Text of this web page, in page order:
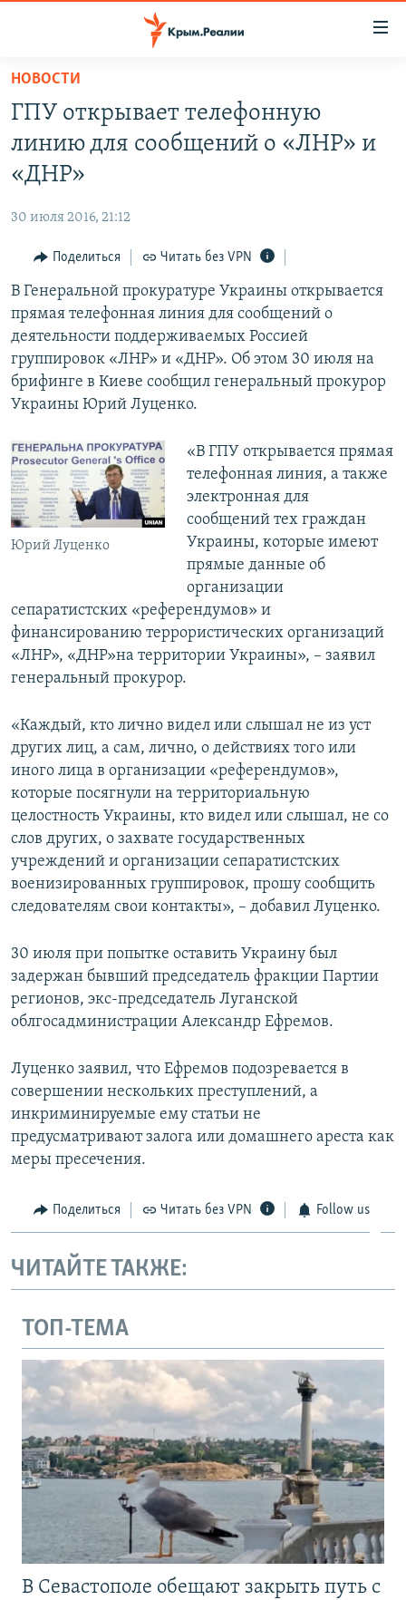
Вернуться
основному
содержанию
Вернутся
главной
Вернутся
поиску
СПЕЦПРОЕКТЫ
ГРУЗ 200
11 ЛЕТ ОККУПАЦИИ КРЫМА. 11 ИСТОРИЙ СОПРОТИВЛЕНИЯ
ВОДА
ЕЩЕ
ИНТЕРАКТИВ
ИНФОГРАФИКА
ТЕЛЕПРОЕКТ КРЫМ.РЕАЛИИ
СОВЕТЫ ПРАВОЗАЩИТНИКОВ
ПРОПАВШИЕ БЕЗ ВЕСТИ
КРЫМ.НЕПОКОРЕННЫЙ
ELIFBE
УКРАИНСКАЯ ПРОБЛЕМА КРЫМА
РАДІО СВОБОДА
КАК ОБОЙТИ БЛОКИРОВКУ
Українською
Qırımtatar
Все сайты RFE/RL
НОВОСТИ
ГПУ открывает телефонную
линию для сообщений о «ЛНР» и
«ДНР»
30 июля 2016, 21:12
Поделиться Читать без VPN
В Генеральной прокуратуре Украины открывается
прямая телефонная линия для сообщений о
деятельности поддерживаемых Россией
группировок «ЛНР» и «ДНР». Об этом 30 июля на
брифинге в Киеве сообщил генеральный прокурор
Украины Юрий Луценко.
Юрий Луценко
«В ГПУ открывается прямая
телефонная линия, а также
электронная для
сообщений тех граждан
Украины, которые имеют
прямые данные об
организации
сепаратистских «референдумов» и
финансированию террористических организаций
«ЛНР», «ДНР»на территории Украины», – заявил
генеральный прокурор.
«Каждый, кто лично видел или слышал не из уст
других лиц, а сам, лично, о действиях того или
иного лица в организации «референдумов»,
которые посягнули на территориальную
целостность Украины, кто видел или слышал, не со
слов других, о захвате государственных
учреждений и организации сепаратистских
военизированных группировок, прошу сообщить
следователям свои контакты», – добавил Луценко.
30 июля при попытке оставить Украину был
задержан бывший председатель фракции Партии
регионов, экс-председатель Луганской
облгосадминистрации Александр Ефремов.
Луценко заявил, что Ефремов подозревается в
совершении нескольких преступлений, а
инкриминируемые ему статьи не
предусматривают залога или домашнего ареста как
меры пресечения.
Поделиться Читать без VPN Follow us
ЧИТАЙТЕ ТАКЖЕ:
ТОП-ТЕМА
В Севастополе обещают закрыть путь с